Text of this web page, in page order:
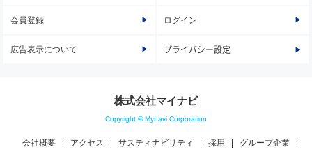
会員登録 ログイン
広告表示について プライバシー設定
株式会社マイナビ
Copyright © Mynavi Corporation
会社概要 アクセス サスティナビリティ 採用 グループ企業